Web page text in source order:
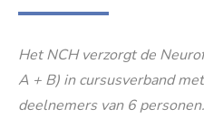
Het NCH verzorgt de
A + B) in cursusverband
deelnemers van 6